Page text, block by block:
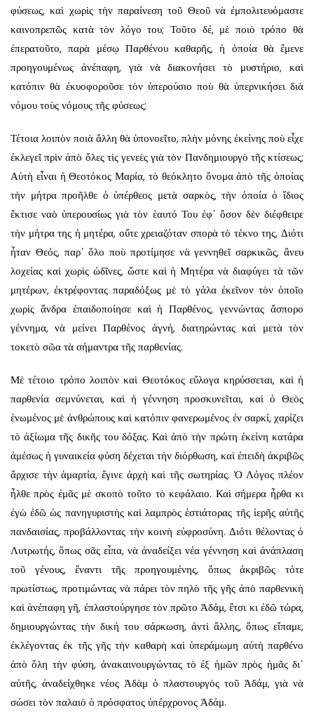
φύσεως, καὶ χωρὶς τὴν παραίνεση τοῦ Θεοῦ νὰ ἐμπολιτευόμαστε
καινοπρεπῶς κατὰ τὸν λόγο του; Τοῦτο δέ, μὲ ποιὸ τρόπο θὰ
ἐπερατοῦτο, παρὰ μέσῳ Παρθένου καθαρῆς, ἡ ὁποία θὰ ἔμενε
προηγουμένως ἀνέπαφη, γιὰ νὰ διακονήσει τὸ μυστήριο, καὶ
κατόπιν θὰ ἐκυοφοροῦσε τὸν ὑπερούσιο ποὺ θὰ ὑπερνικήσει διὰ
νόμου τοὺς νόμους τῆς φύσεως;
Τέτοια λοιπὸν ποιὰ ἄλλη θὰ ὑπονοεῖτο, πλὴν μόνης ἐκείνης ποὺ εἶχε
ἐκλεγεῖ πρὶν ἀπὸ ὅλες τὶς γενεὲς γιὰ τὸν Πανδημιουργὸ τῆς κτίσεως;
Αὐτὴ εἶναι ἡ Θεοτόκος Μαρία, τὸ θεόκλητο ὄνομα ἀπὸ τῆς ὁποίας
τὴν μήτρα προῆλθε ὁ ὑπέρθεος μετὰ σαρκὸς, τὴν ὁποία ὁ ἴδιος
ἔκτισε ναὸ ὑπερουσίως γιὰ τὸν ἑαυτό Του ἐφ᾿ ὅσον δὲν διέφθειρε
τὴν μήτρα της ἡ μητέρα, οὔτε χρειαζόταν σπορὰ τὸ τέκνο της, Διότι
ἦταν Θεός, παρ᾿ ὅλο ποὺ προτίμησε νὰ γεννηθεῖ σαρκικῶς, ἄνευ
λοχείας καὶ χωρὶς ὠδῖνες, ὥστε καὶ ἡ Μητέρα νὰ διαφύγει τὰ τῶν
μητέρων, ἐκτρέφοντας παραδόξως μὲ τὸ γάλα ἐκεῖνον τὸν ὁποῖο
χωρὶς ἄνδρα ἐπαιδοποίησε καὶ ἡ Παρθένος, γεννώντας ἄσπορο
γέννημα, νὰ μείνει Παρθένος ἁγνή, διατηρώντας καὶ μετὰ τὸν
τοκετὸ σῶα τὰ σήμαντρα τῆς παρθενίας.
Μὲ τέτοιο τρόπο λοιπὸν καὶ Θεοτόκος εὔλογα κηρύσσεται, καὶ ἡ
παρθενία σεμνύνεται, καὶ ἡ γέννηση προσκυνεῖται, καὶ ὁ Θεὸς
ἑνωμένος μὲ ἀνθρώπους καὶ κατόπιν φανερωμένος ἐν σαρκί, χαρίζει
τὸ ἀξίωμα τῆς δικῆς του δόξας. Καὶ ἀπὸ τὴν πρώτη ἐκείνη κατάρα
ἀμέσως ἡ γυναικεία φύση δέχεται τὴν διόρθωση, καὶ ἐπειδὴ ἀκριβῶς
ἄρχισε τὴν ἁμαρτία, ἔγινε ἀρχὴ καὶ τῆς σωτηρίας. Ὁ Λόγος πλέον
ἦλθε πρὸς ἐμᾶς μὲ σκοπὸ τοῦτο τὸ κεφάλαιο. Καὶ σήμερα ἦρθα κι
ἐγὼ ἐδῶ ὡς πανηγυριστὴς καὶ λαμπρὸς ἑστιάτορας τῆς ἱερῆς αὐτῆς
πανδαισίας, προβάλλοντας τὴν κοινὴ εὐφροσύνη. Διότι θέλοντας ὁ
Λυτρωτής, ὅπως σᾶς εἶπα, νὰ ἀναδείξει νέα γέννηση καὶ ἀνάπλαση
τοῦ γένους, ἔναντι τῆς προηγουμένης, ὅπως ἀκριβῶς τότε
πρωτίστως, προτιμώντας νὰ πάρει τὸν πηλὸ τῆς γῆς ἀπὸ παρθενικὴ
καὶ ἀνέπαφη γῆ, ἐπλαστούργησε τὸν πρῶτο Ἀδάμ, ἔτσι κι ἐδῶ τώρα,
δημιουργώντας τὴν δική του σάρκωση, ἀντὶ ἄλλης, ὅπως εἴπαμε,
ἐκλέγοντας ἐκ τῆς γῆς τὴν καθαρὴ καὶ ὑπεράμωμη αὐτὴ παρθένο
ἀπὸ ὅλη τὴν φύση, ἀνακαινουργώντας τὸ ἐξ ἡμῶν πρὸς ἡμᾶς δι᾿
αὐτῆς, ἀναδείχθηκε νέος Ἀδὰμ ὁ πλαστουργὸς τοῦ Ἀδάμ, γιὰ νὰ
σώσει τὸν παλαιὸ ὁ πρόσφατος ὑπέρχρονος Ἀδάμ.